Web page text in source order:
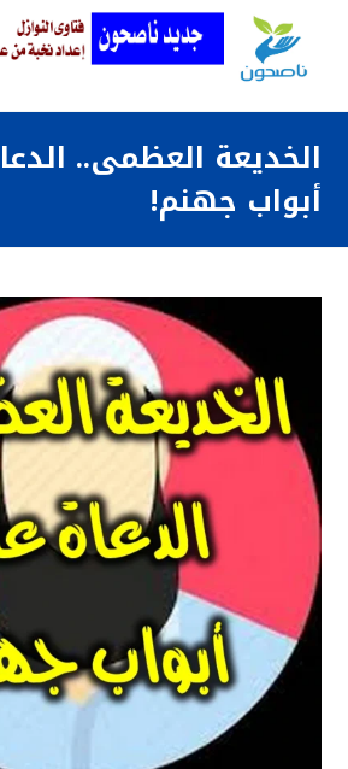
الخديعة العظمى..
أبواب جهنم!